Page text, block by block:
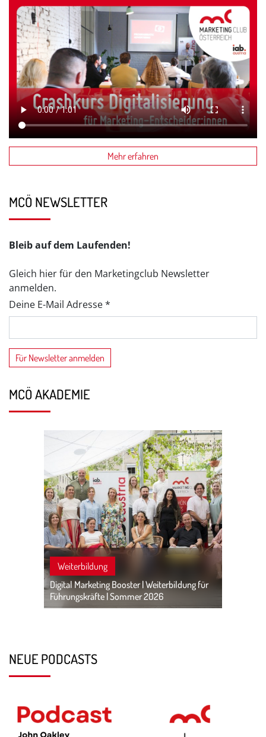
Mehr erfahren
MCÖ NEWSLETTER
Bleib auf dem Laufenden!
Gleich hier für den Marketingclub Newsletter
anmelden.
Deine E-Mail Adresse *
MCÖ AKADEMIE
Weiterbildung
Digital Marketing Booster | Weiterbildung für
Führungskräfte | Sommer 2026
NEUE PODCASTS